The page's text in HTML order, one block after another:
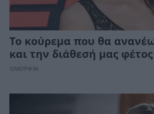
Το κούρεμα που θα
και την διάθεσή μας
ΟΜΟΡΦΙΑ